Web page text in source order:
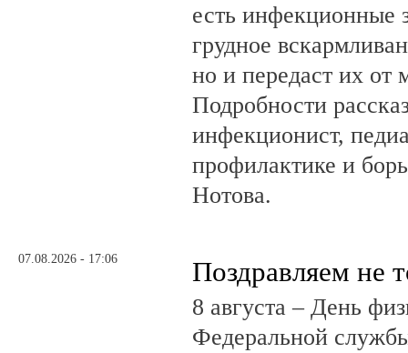
есть инфекционные
грудное
но и передаст их от
Подробности
инфекционист,
профилактике и
Нотова.
07.08.2026 - 17:06 Поздравляем не
8 августа – День
Федеральной